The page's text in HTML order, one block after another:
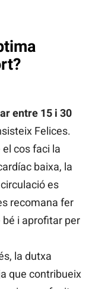
entre 15 i 30
Felices.
cos faci la
baixa, la
es
recomana fer
i aprofitar per
la dutxa
que contribueix